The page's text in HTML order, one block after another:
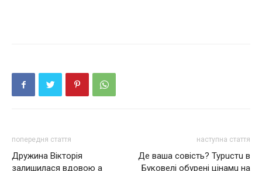
попередня стаття
Дружина Вікторія
залишилася вдoвoю а
наступна стаття
Де ваша совість? Турuстu в
Буковелі обурені цінамu на